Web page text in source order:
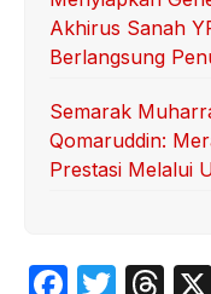
Akhirus Sanah
Berlangsung
Semarak
Qomaruddin:
Prestasi Melalui
F
T
T